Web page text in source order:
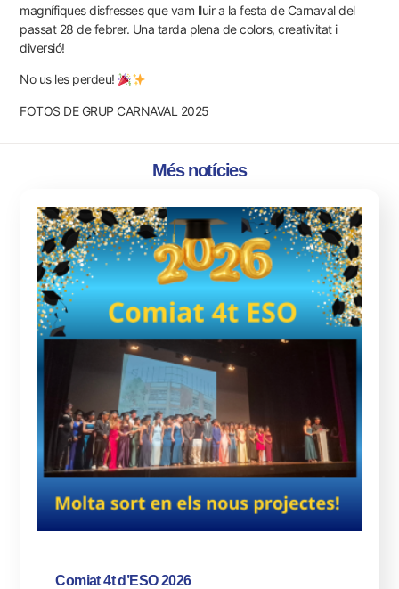
magnífiques disfresses que vam lluir a la festa de Carnaval del
passat 28 de febrer. Una tarda plena de colors, creativitat i
diversió!
No us les perdeu!
FOTOS DE GRUP CARNAVAL 2025
Més notícies
Comiat 4t d’ESO 2026